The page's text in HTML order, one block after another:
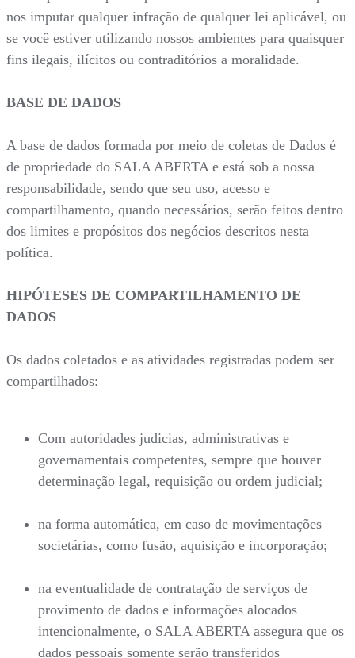
nos imputar qualquer infração de qualquer lei aplicável, ou
se você estiver utilizando nossos ambientes para quaisquer
fins ilegais, ilícitos ou contraditórios a moralidade.
BASE DE DADOS
A base de dados formada por meio de coletas de Dados é
de propriedade do SALA ABERTA e está sob a nossa
responsabilidade, sendo que seu uso, acesso e
compartilhamento, quando necessários, serão feitos dentro
dos limites e propósitos dos negócios descritos nesta
política.
HIPÓTESES DE COMPARTILHAMENTO DE
DADOS
Os dados coletados e as atividades registradas podem ser
compartilhados:
Com autoridades judicias, administrativas e
governamentais competentes, sempre que houver
determinação legal, requisição ou ordem judicial;
na forma automática, em caso de movimentações
societárias, como fusão, aquisição e incorporação;
na eventualidade de contratação de serviços de
provimento de dados e informações alocados
intencionalmente, o SALA ABERTA assegura que os
dados pessoais somente serão transferidos